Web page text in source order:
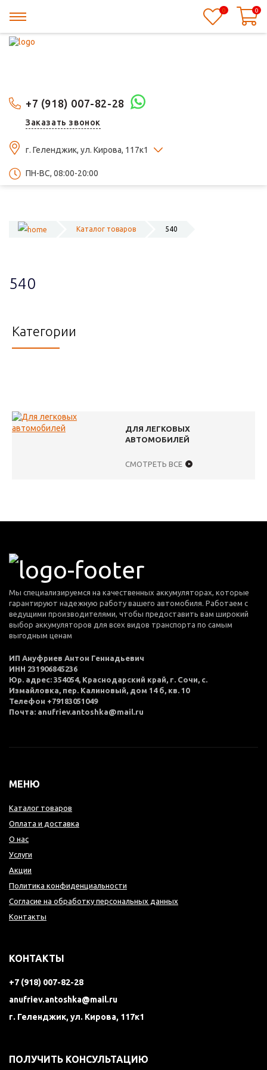
+7 (918) 007-82-28
Заказать звонок
г. Геленджик, ул. Кирова, 117к1
ПН-ВС, 08:00-20:00
0 0
Каталог товаров 540
540
Категории
ДЛЯ ЛЕГКОВЫХ
АВТОМОБИЛЕЙ
СМОТРЕТЬ ВСЕ
Мы специализируемся на качественных аккумуляторах, которые
гарантируют надежную работу вашего автомобиля. Работаем с
ведущими производителями, чтобы предоставить вам широкий
выбор аккумуляторов для всех видов транспорта по самым
выгодным ценам
ИП Ануфриев Антон Геннадьевич
ИНН 231906845236
Юр. адрес: 354054, Краснодарский край, г. Сочи, с.
Измайловка, пер. Калиновый, дом 14 б, кв. 10
Телефон +79183051049
Почта: anufriev.antoshka@mail.ru
МЕНЮ
Каталог товаров
Оплата и доставка
О нас
Услуги
Акции
Политика конфиденциальности
Согласие на обработку персональных данных
Контакты
КОНТАКТЫ
+7 (918) 007-82-28
anufriev.antoshka@mail.ru
г. Геленджик, ул. Кирова, 117к1
ПОЛУЧИТЬ КОНСУЛЬТАЦИЮ